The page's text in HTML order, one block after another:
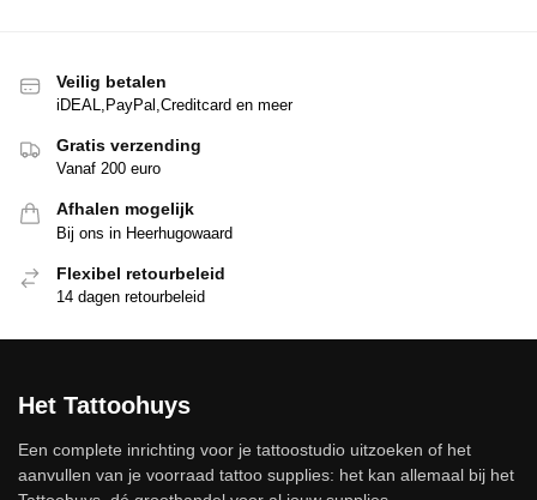
Veilig betalen
iDEAL,PayPal,Creditcard en meer
Gratis verzending
Vanaf 200 euro
Afhalen mogelijk
Bij ons in Heerhugowaard
Flexibel retourbeleid
14 dagen retourbeleid
Het Tattoohuys
Een complete inrichting voor je tattoostudio uitzoeken of het
aanvullen van je voorraad tattoo supplies: het kan allemaal bij het